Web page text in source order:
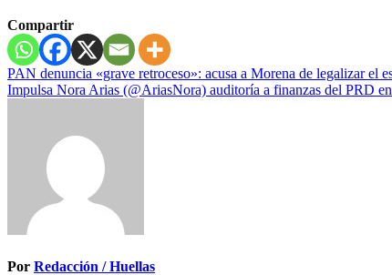
Compartir
Navegación
de
PAN denuncia «grave retroceso»: acusa a Morena de legalizar el
Impulsa Nora Arias (@AriasNora) auditoría a finanzas del PRD
Por Redacción / Huellas